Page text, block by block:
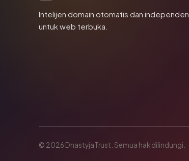
Intelijen domain otomatis dan independen
untuk web terbuka.
© 2026 DnastyjaTrust. Semua hak dilindungi.